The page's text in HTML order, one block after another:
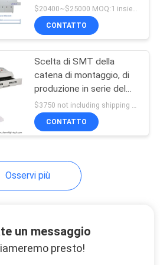
PCB PCBA
Manufacturing
$20400~$25000 MOQ:1 insieme
CONTATTO
Scelta di SMT della
catena di montaggio, di
produzione in serie del
PWB ed attrezzatura del
posto, tecnologia di
superficie del supporto
$3750 not including shipping MOQ:1 insieme
CONTATTO
Osservi più
un messaggio
presto!